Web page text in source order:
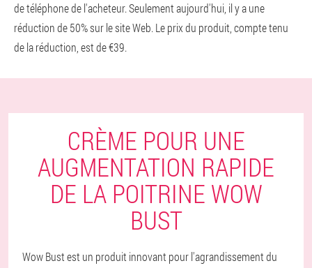
de téléphone de l'acheteur. Seulement aujourd'hui, il y a une
réduction de 50% sur le site Web. Le prix du produit, compte tenu
de la réduction, est de €39.
CRÈME POUR UNE
AUGMENTATION RAPIDE
DE LA POITRINE WOW
BUST
Wow Bust est un produit innovant pour l'agrandissement du